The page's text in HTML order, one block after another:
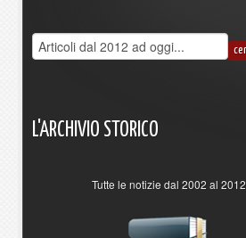
L'ARCHIVIO STORICO
Tutte le notizie dal 2002 al 2012